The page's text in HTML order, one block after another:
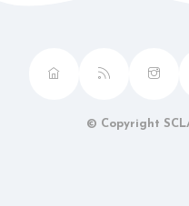
© Copyright